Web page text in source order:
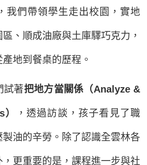
，我們帶領學生走出校園，實地
、順成油廠與土庫驛巧克力，
地到餐桌的歷程。
著把地方當關係（Analyze &
，透過訪談，孩子看見了職
製油的辛勞。除了認識全雲林各
更重要的是，課程進一步與社